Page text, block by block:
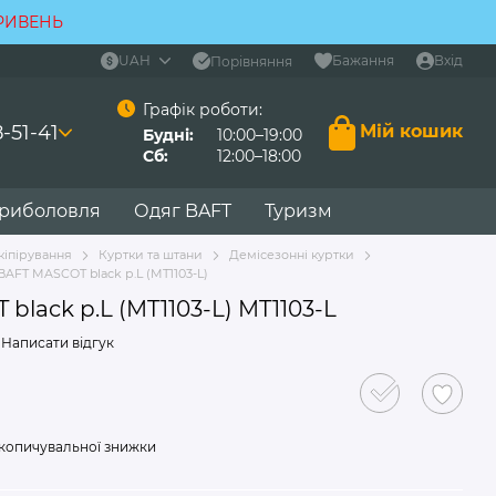
UAH Порівняння Бажання Вхід
51-41
Графік роботи:
Будні:
10:00–19:00
Сб:
12:00–18:00
Мій кошик
Одяг BAFT Туризм
Куртки та штани
Демісезонні куртки
MASCOT black р.L (MT1103-L)
black р.L (MT1103-L) MT1103-L
Написати відгук
знижки